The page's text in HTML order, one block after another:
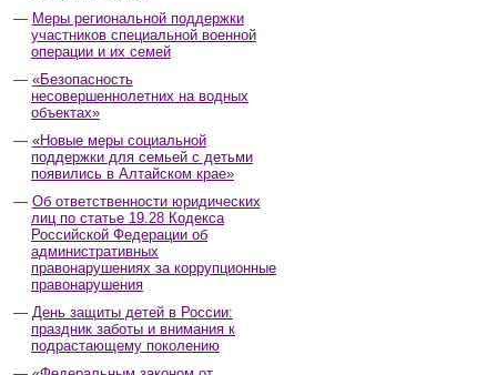
Меры региональной поддержки
участников специальной военной
операции и их семей
«Безопасность
несовершеннолетних на водных
объектах»
«Новые меры социальной
поддержки для семьей с детьми
появились в Алтайском крае»
Об ответственности юридических
лиц по статье 19.28 Кодекса
Российской Федерации об
административных
правонарушениях за коррупционные
правонарушения
День защиты детей в России:
праздник заботы и внимания к
подрастающему поколению